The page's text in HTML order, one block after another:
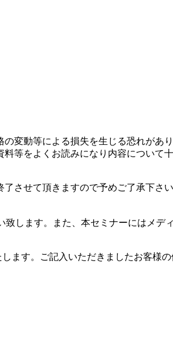
変動等による損失を生じる恐れがあり
等をよくお読みになり内容について
させて頂きますので予めご了承下さ
します。また、本セミナーにはメデ
ます。ご記入いただきましたお客様の